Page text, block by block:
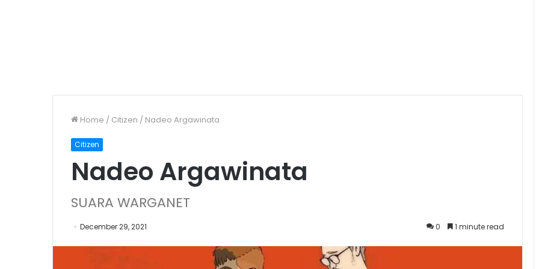
Home / Citizen / Nadeo Argawinata
Citizen
Nadeo Argawinata
SUARA WARGANET
December 29, 2021 0 1 minute read